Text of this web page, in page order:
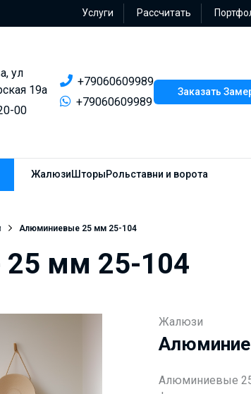
Услуги Рассчитать
ул
19а
00
+79060609989
+79060609989
Заказать
ЖалюзиШторыРольставни и ворота
Алюминиевые 25 мм 25-104
мм 25-104
Жалюзи
Алюминиевые